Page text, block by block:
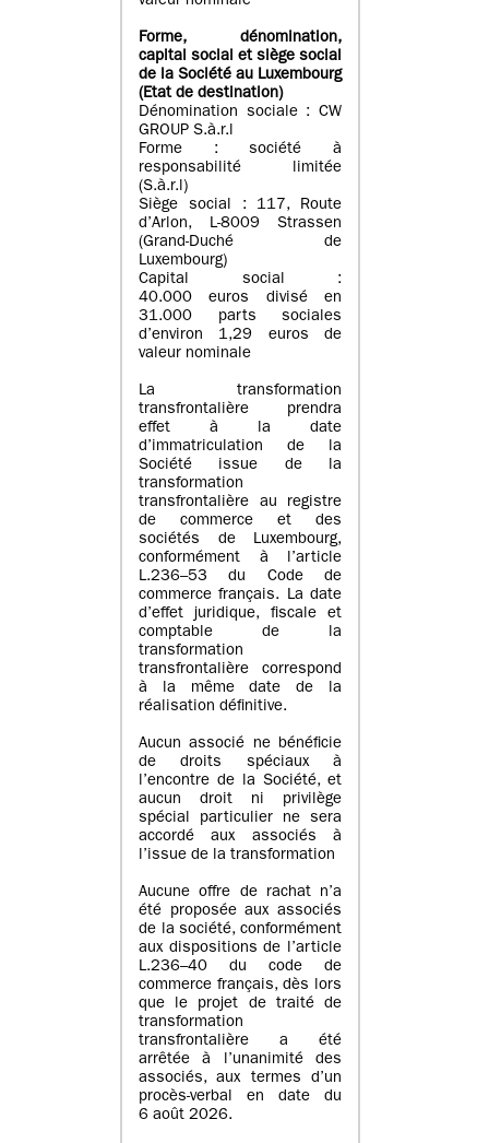
Forme, dénomination,
capital social et siège social
de la Société au Luxembourg
(Etat de destination)
Dénomination sociale : CW
GROUP S.à.r.l
Forme : société à
responsabilité limitée
(S.à.r.l)
Siège social : 117, Route
d’Arlon, L-8009 Strassen
(Grand-Duché de
Luxembourg)
Capital social :
40.000 euros divisé en
31.000 parts sociales
d’environ 1,29 euros de
valeur nominale
La transformation
transfrontalière prendra
effet à la date
d’immatriculation de la
Société issue de la
transformation
transfrontalière au registre
de commerce et des
sociétés de Luxembourg,
conformément à l’article
L.236–53 du Code de
commerce français. La date
d’effet juridique, fiscale et
comptable de la
transformation
transfrontalière correspond
à la même date de la
réalisation définitive.
Aucun associé ne bénéficie
de droits spéciaux à
l’encontre de la Société, et
aucun droit ni privilège
spécial particulier ne sera
accordé aux associés à
l’issue de la transformation
Aucune offre de rachat n’a
été proposée aux associés
de la société, conformément
aux dispositions de l’article
L.236–40 du code de
commerce français, dès lors
que le projet de traité de
transformation
transfrontalière a été
arrêtée à l’unanimité des
associés, aux termes d’un
procès-verbal en date du
6 août 2026.